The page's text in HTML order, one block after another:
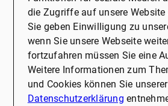
Zwischenverkauf
Vorinformation, als
notariell abgeschlossene
allgemeinen
eines Energieausweises wurde
und dieses Exposé wird
Fertigstellung des
die Zugriffe auf unsere Website
Sie geben Einwilligung zu
wenn Sie unsere Webseite
fortzufahren müssen Sie eine
Weitere Informationen zum
und Cookies können Sie unserer
Datenschutzerklärung